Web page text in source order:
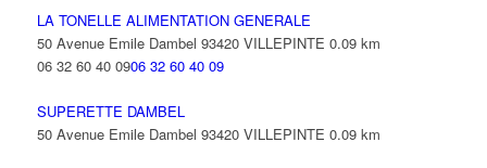
LA TONELLE ALIMENTATION GENERALE
50 Avenue Emile Dambel 93420 VILLEPINTE 0.09 km
06 32 60 40 0906 32 60 40 09
SUPERETTE DAMBEL
50 Avenue Emile Dambel 93420 VILLEPINTE 0.09 km